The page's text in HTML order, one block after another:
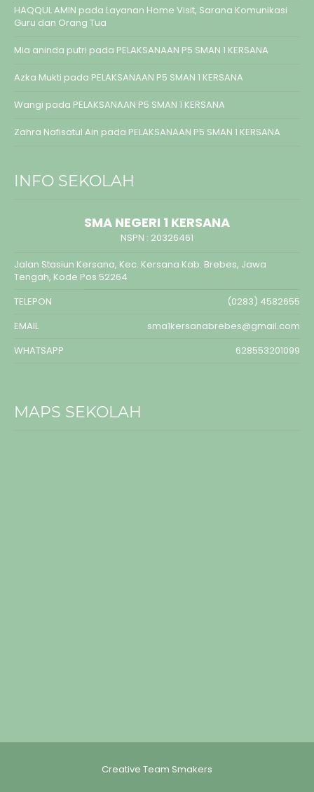
HAQQUL AMIN pada Layanan Home Visit, Sarana Komunikasi
Guru dan Orang Tua
Mia aninda putri pada PELAKSANAAN P5 SMAN 1 KERSANA
Azka Mukti pada PELAKSANAAN P5 SMAN 1 KERSANA
Wangi pada PELAKSANAAN P5 SMAN 1 KERSANA
Zahra Nafisatul Ain pada PELAKSANAAN P5 SMAN 1 KERSANA
INFO SEKOLAH
SMA NEGERI 1 KERSANA
NSPN : 20326461
Jalan Stasiun Kersana, Kec. Kersana Kab. Brebes, Jawa
Tengah, Kode Pos 52264
TELEPON
(0283) 4582655
EMAIL
sma1kersanabrebes@gmail.com
WHATSAPP
628553201099
MAPS SEKOLAH
Creative Team Smakers